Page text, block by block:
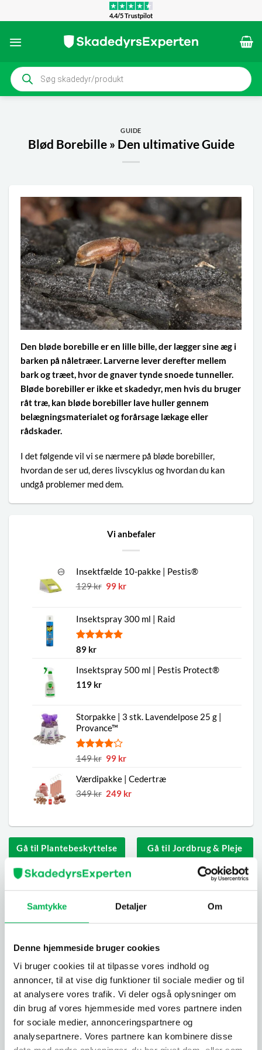
Samtykke Detaljer Om
Denne hjemmeside bruger cookies
Vi bruger cookies til at tilpasse vores indhold og
annoncer, til at vise dig funktioner til sociale medier og til
at analysere vores trafik. Vi deler også oplysninger om
din brug af vores hjemmeside med vores partnere inden
for sociale medier, annonceringspartnere og
analysepartnere. Vores partnere kan kombinere disse
til
4.4/5 Trustpilot
Products
search
GUIDE
Blød Borebille » Den ultimative Guide
Den bløde borebille er en lille bille, der lægger sine æg i
barken på nåletræer. Larverne lever derefter mellem
bark og træet, hvor de gnaver tynde snoede tunneller.
Bløde borebiller er ikke et skadedyr, men hvis du bruger
råt træ, kan bløde borebiller lave huller gennem
belægningsmaterialet og forårsage lækage eller
rådskader.
I det følgende vil vi se nærmere på bløde borebiller,
hvordan de ser ud, deres livscyklus og hvordan du kan
undgå problemer med dem.
Vi anbefaler
Insektfælde 10-pakke | Pestis®
129kr Den
var:
129 kr.
99 krDen
er:
Insektspray 300 ml | Raid
Bedømt
ud af 5
baseret på
1
kundebedømmelse
89 kr
Insektspray 500 ml | Pestis Protect®
119 kr
Storpakke | 3 stk. Lavendelpose 25 g |
Provance™
Bedømt
ud af 5
baseret
på
1
149kr Den
pris
var:
99 krDen
pris
er:
Værdipakke | Cedertræ
349kr Den
var:
349 kr.
249 krDen
er:
249 kr.
Gå til Plantebeskyttelse Gå til Jordbrug & Pleje
Hurtig guide: Blød borebille
til brænde.
Bekæmpelse: afbarkning. Hvis der ikke er nogen bark,
er der ingen bløde borebiller.
Kort om bløde borebiller